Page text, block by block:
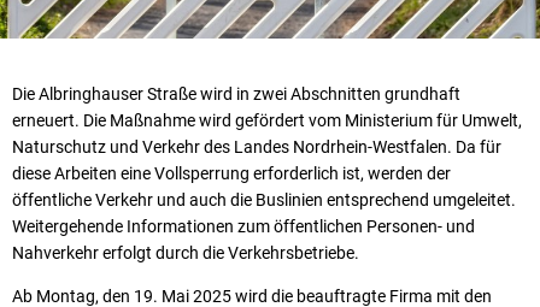
Die Albringhauser Straße wird in zwei Abschnitten grundhaft
erneuert. Die Maßnahme wird gefördert vom Ministerium für Umwelt,
Naturschutz und Verkehr des Landes Nordrhein-Westfalen. Da für
diese Arbeiten eine Vollsperrung erforderlich ist, werden der
öffentliche Verkehr und auch die Buslinien entsprechend umgeleitet.
Weitergehende Informationen zum öffentlichen Personen- und
Nahverkehr erfolgt durch die Verkehrsbetriebe.
Ab Montag, den 19. Mai 2025 wird die beauftragte Firma mit den